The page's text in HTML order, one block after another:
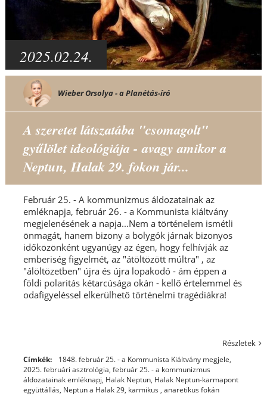
2025.02.24.
Wieber Orsolya - a Planétás-író
A szeretet látszatába "csomagolt"
gyűlölet ideológiája - avagy amikor a
Neptun, Halak 29. fokon jár...
Február 25. - A kommunizmus áldozatainak az
emléknapja, február 26. - a Kommunista kiáltvány
megjelenésének a napja...Nem a történelem ismétli
önmagát, hanem bizony a bolygók járnak bizonyos
időközönként ugyanúgy az égen, hogy felhívják az
emberiség figyelmét, az "átöltözött múltra" , az
"álöltözetben" újra és újra lopakodó - ám éppen a
földi polaritás kétarcúsága okán - kellő értelemmel és
odafigyeléssel elkerülhető történelmi tragédiákra!
Részletek
Címkék: 1848. február 25. - a Kommunista Kiáltvány megjele,
2025. februári asztrológia, február 25. - a kommunizmus
áldozatainak emléknapj, Halak Neptun, Halak Neptun-karmapont
együttállás, Neptun a Halak 29, karmikus , anaretikus fokán